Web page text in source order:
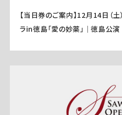
【当日券のご案内】12月14日（土
ラin徳島「愛の妙薬」｜徳島公演